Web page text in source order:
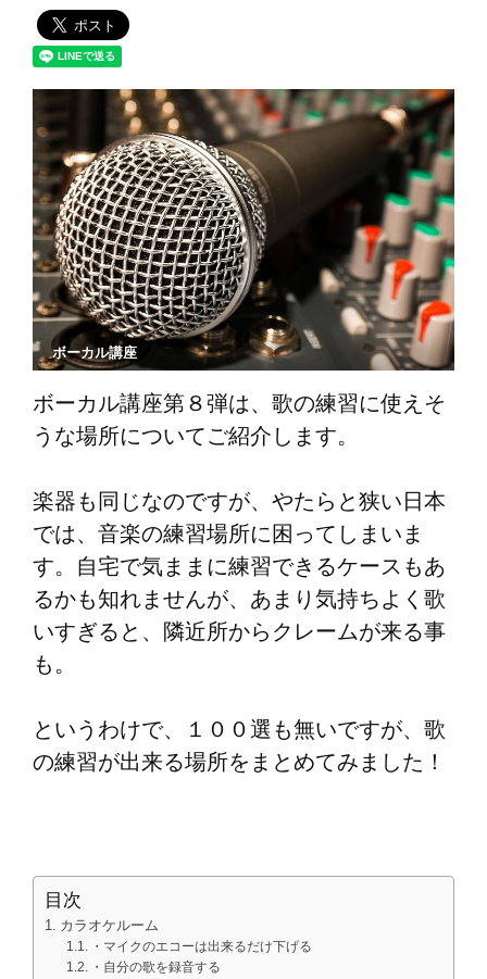
ボーカル講座
ボーカル講座第８弾は、歌の練習に使えそ
うな場所についてご紹介します。
楽器も同じなのですが、やたらと狭い日本
では、音楽の練習場所に困ってしまいま
す。自宅で気ままに練習できるケースもあ
るかも知れませんが、あまり気持ちよく歌
いすぎると、隣近所からクレームが来る事
も。
というわけで、１００選も無いですが、歌
の練習が出来る場所をまとめてみました！
目次
カラオケルーム
・マイクのエコーは出来るだけ下げる
・自分の歌を録音する